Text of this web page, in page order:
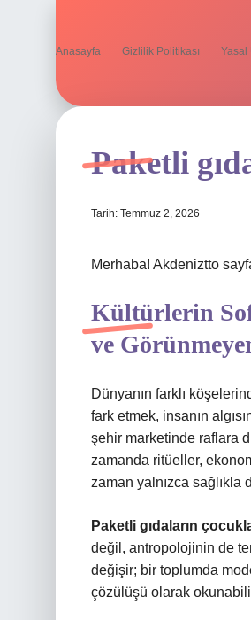
Anasayfa Gizlilik Politikası Yasal
Paketli
Tarih: Temmuz 2, 2026
Merhaba! Akdeniztto
Kültürlerin
ve
Dünyanın farklı
fark etmek, insanın
şehir marketinde raflara
zamanda ritüeller,
zaman yalnızca sağlıkla
Paketli gıdaların
değil, antropolojinin de
değişir; bir toplumda
çözülüşü olarak